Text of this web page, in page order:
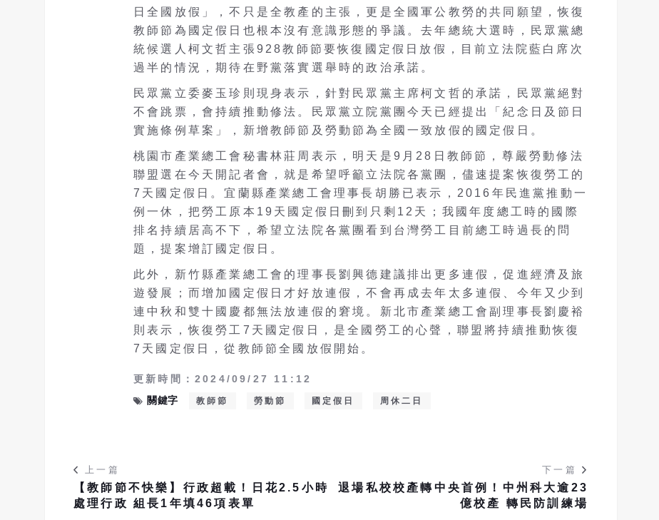
日全國放假」，不只是全教產的主張，更是全國軍公教勞的共同願望，恢復
教師節為國定假日也根本沒有意識形態的爭議。去年總統大選時，民眾黨總
統候選人柯文哲主張928教師節要恢復國定假日放假，目前立法院藍白席次
過半的情況，期待在野黨落實選舉時的政治承諾。
民眾黨立委麥玉珍則現身表示，針對民眾黨主席柯文哲的承諾，民眾黨絕對
不會跳票，會持續推動修法。民眾黨立院黨團今天已經提出「紀念日及節日
實施條例草案」，新增教師節及勞動節為全國一致放假的國定假日。
桃園市產業總工會秘書林莊周表示，明天是9月28日教師節，尊嚴勞動修法
聯盟選在今天開記者會，就是希望呼籲立法院各黨團，儘速提案恢復勞工的
7天國定假日。宜蘭縣產業總工會理事長胡勝已表示，2016年民進黨推動一
例一休，把勞工原本19天國定假日刪到只剩12天；我國年度總工時的國際
排名持續居高不下，希望立法院各黨團看到台灣勞工目前總工時過長的問
題，提案增訂國定假日。
此外，新竹縣產業總工會的理事長劉興德建議排出更多連假，促進經濟及旅
遊發展；而增加國定假日才好放連假，不會再成去年太多連假、今年又少到
連中秋和雙十國慶都無法放連假的窘境。新北市產業總工會副理事長劉慶裕
則表示，恢復勞工7天國定假日，是全國勞工的心聲，聯盟將持續推動恢復
7天國定假日，從教師節全國放假開始。
更新時間：2024/09/27 11:12
關鍵字
教師節 勞動節 國定假日 周休二日
上一篇
【教師節不快樂】行政超載！日花2.5小時
處理行政 組長1年填46項表單
下一篇
退場私校校產轉中央首例！中州科大逾23
億校產 轉民防訓練場